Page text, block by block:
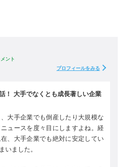
ント
プロフィールをみる
！ 大手でなくとも成長著しい企業
大手企業でも倒産したり大規模な
ュースを度々目にしますよね。経
、大手企業でも絶対に安定してい
いました。